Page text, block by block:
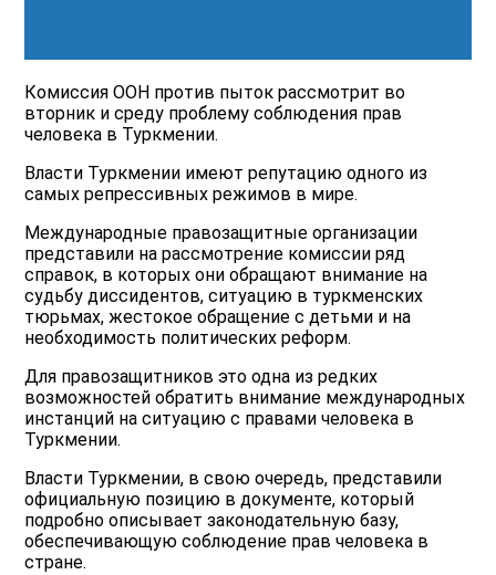
Комиссия ООН против пыток рассмотрит во
вторник и среду проблему соблюдения прав
человека в Туркмении.
Власти Туркмении имеют репутацию одного из
самых репрессивных режимов в мире.
Международные правозащитные организации
представили на рассмотрение комиссии ряд
справок, в которых они обращают внимание на
судьбу диссидентов, ситуацию в туркменских
тюрьмах, жестокое обращение с детьми и на
необходимость политических реформ.
Для правозащитников это одна из редких
возможностей обратить внимание международных
инстанций на ситуацию с правами человека в
Туркмении.
Власти Туркмении, в свою очередь, представили
официальную позицию в документе, который
подробно описывает законодательную базу,
обеспечивающую соблюдение прав человека в
стране.